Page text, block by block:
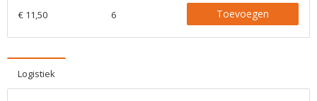
€ 11,50 6 Toevoegen
Logistiek